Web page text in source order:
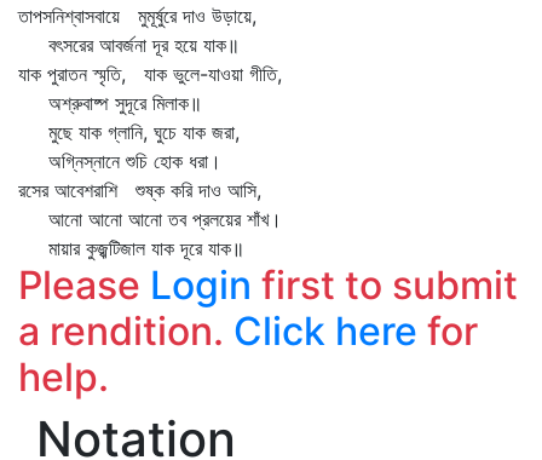
তাপসনিশ্বাসবায়ে মুমূর্ষুরে দাও উড়ায়ে,
বৎসরের আবর্জনা দূর হয়ে যাক॥
যাক পুরাতন স্মৃতি, যাক ভুলে-যাওয়া গীতি,
অশ্রুবাষ্প সুদূরে মিলাক॥
মুছে যাক গ্লানি, ঘুচে যাক জরা,
অগ্নিস্নানে শুচি হোক ধরা।
রসের আবেশরাশি শুষ্ক করি দাও আসি,
আনো আনো আনো তব প্রলয়ের শাঁখ।
মায়ার কুজ্ঝটিজাল যাক দূরে যাক॥
Please Login first to submit
a rendition. Click here for
help.
Notation